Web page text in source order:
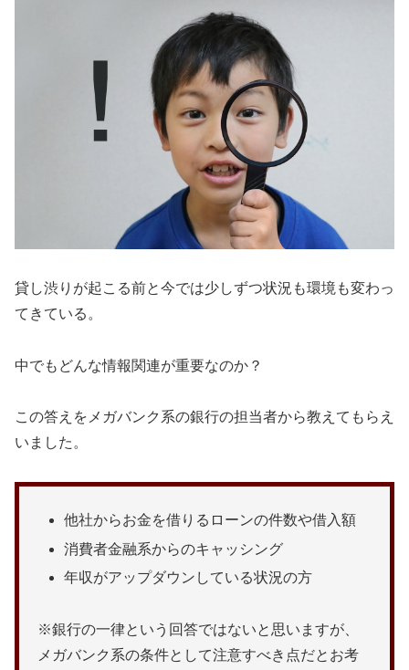
貸し渋りが起こる前と今では少しずつ状況も環境も変わっ
てきている。
中でもどんな情報関連が重要なのか？
この答えをメガバンク系の銀行の担当者から教えてもらえ
いました。
他社からお金を借りるローンの件数や借入額
消費者金融系からのキャッシング
年収がアップダウンしている状況の方
※銀行の一律という回答ではないと思いますが、
メガバンク系の条件として注意すべき点だとお考